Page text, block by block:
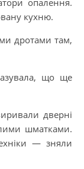
кухню.
дротами там,
що ще
дверні
шматками.
— зняли